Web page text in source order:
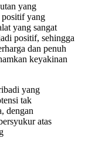
yang
positif yang
yang sangat
positif, sehingga
dan penuh
keyakinan
yang
tak
dengan
atas